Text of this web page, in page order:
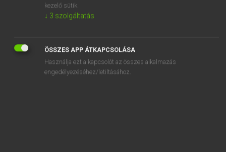
alapos ok nélkül
alapozó
alapösszeg
kezelő sütik.
↓ 3 szolgáltatás
ÖSSZES APP ÁTKAPCSOLÁSA
Használja ezt a kapcsolót az összes alkalmazás
engedélyezéséhez/letiltásához.